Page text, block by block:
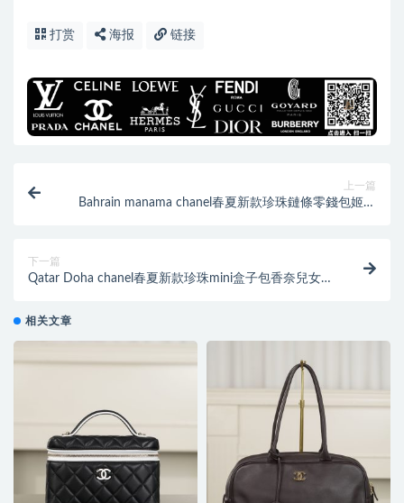
打赏 海报 链接
上一篇
Bahrain manama chanel春夏新款珍珠鏈條零錢包姬幻
下一篇
Qatar Doha chanel春夏新款珍珠mini盒子包香奈兒女款
相关文章